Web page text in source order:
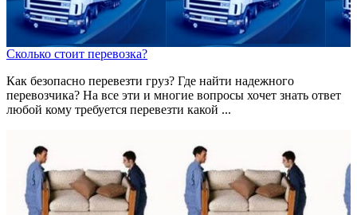
Сколько стоит перевозка?
Как безопасно перевезти груз? Где найти надежного
перевозчика? На все эти и многие вопросы хочет знать ответ
любой кому требуется перевезти какой ...